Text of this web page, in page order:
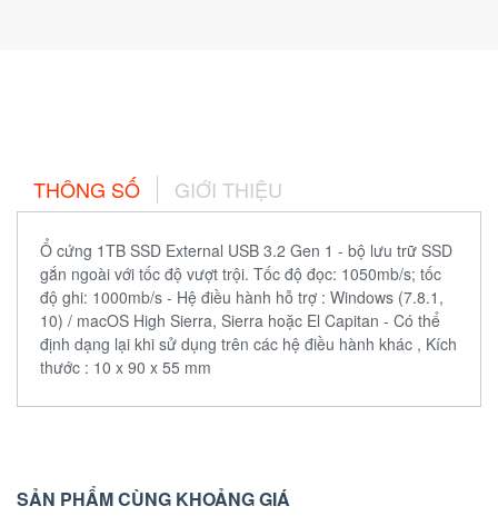
THÔNG SỐ GIỚI THIỆU
Ổ cứng 1TB SSD External USB 3.2 Gen 1 - bộ lưu trữ SSD
gắn ngoài với tốc độ vượt trội. Tốc độ đọc: 1050mb/s; tốc
độ ghi: 1000mb/s - Hệ điều hành hỗ trợ : Windows (7.8.1,
10) / macOS High Sierra, Sierra hoặc El Capitan - Có thể
định dạng lại khi sử dụng trên các hệ điều hành khác , Kích
thước : 10 x 90 x 55 mm
SẢN PHẨM CÙNG KHOẢNG GIÁ